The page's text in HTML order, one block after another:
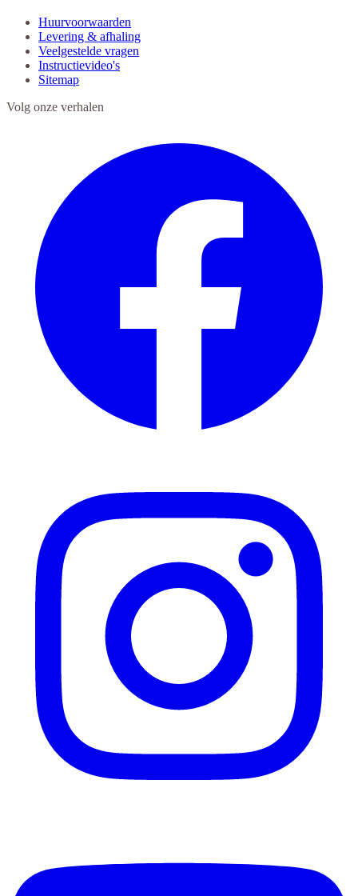
Huurvoorwaarden
Levering & afhaling
Veelgestelde vragen
Instructievideo's
Sitemap
Volg onze verhalen